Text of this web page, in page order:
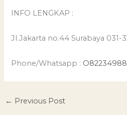
INFO LENGKAP :
Jl.Jakarta no.44 Surabaya 031-
Phone/Whatsapp :
← Previous Post